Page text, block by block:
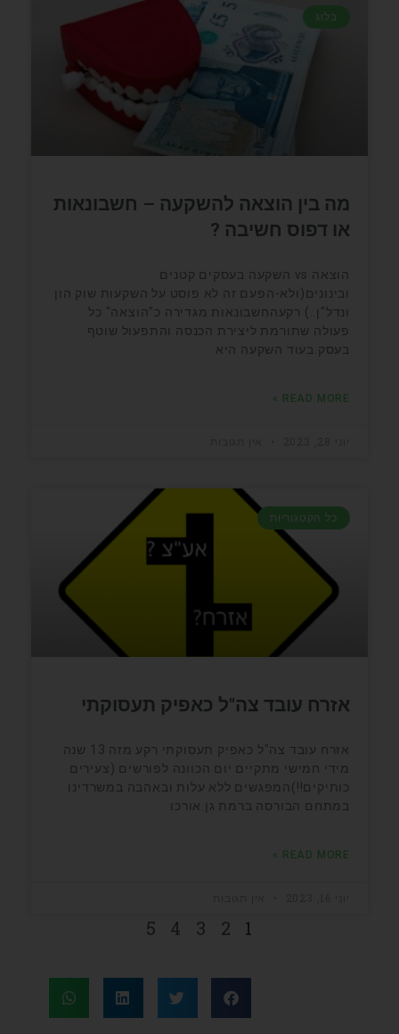
בלוג
מה בין הוצאה להשקעה – חשבונאות
או דפוס חשיבה ?
הוצאה vs השקעה בעסקים קטנים
ובינונים(ולא-הפעם זה לא פוסט על השקעות שוק הון
ונדל"ן..) רקעהחשבונאות מגדירה כ"הוצאה" כל
פעולה שתורמת ליצירת הכנסה והתפעול שוטף
בעסק.בעוד השקעה היא
READ MORE »
כל הקטגוריות
אזרח עובד צה"ל כאפיק תעסוקתי
אזרח עובד צה"ל כאפיק תעסוקתי רקע מזה 13 שנה
מידי חמישי מתקיים יום הכוונה לפורשים (צעירים
כותיקים!!)המפגשים ללא עלות ובאהבה במשרדינו
במתחם הבורסה ברמת גן.אורכו
READ MORE »
1
2
3
4
5